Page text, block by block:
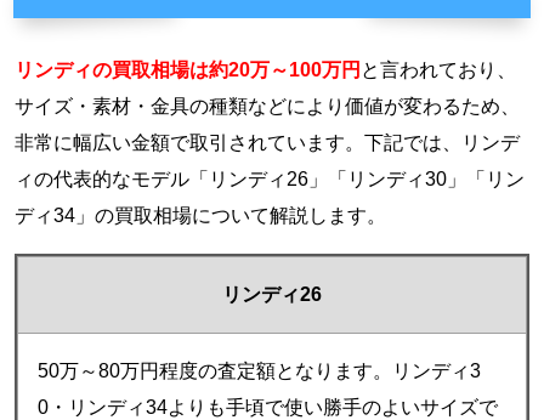
リンディの買取相場は約20万～100万円 と言われており、
サイズ・素材・金具の種類などにより価値が変わるため、
非常に幅広い金額で取引されています。下記では、リンデ
ィの代表的なモデル「リンディ26」「リンディ30」「リン
ディ34」の買取相場について解説します。
リンディ26
50万～80万円程度の査定額となります。リンディ3
0・リンディ34よりも手頃で使い勝手のよいサイズで